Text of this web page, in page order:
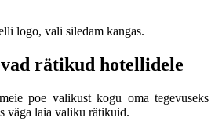
logo, vali siledam kangas.
rätikud hotellidele
poe valikust kogu oma tegevuseks
väga laia valiku rätikuid.